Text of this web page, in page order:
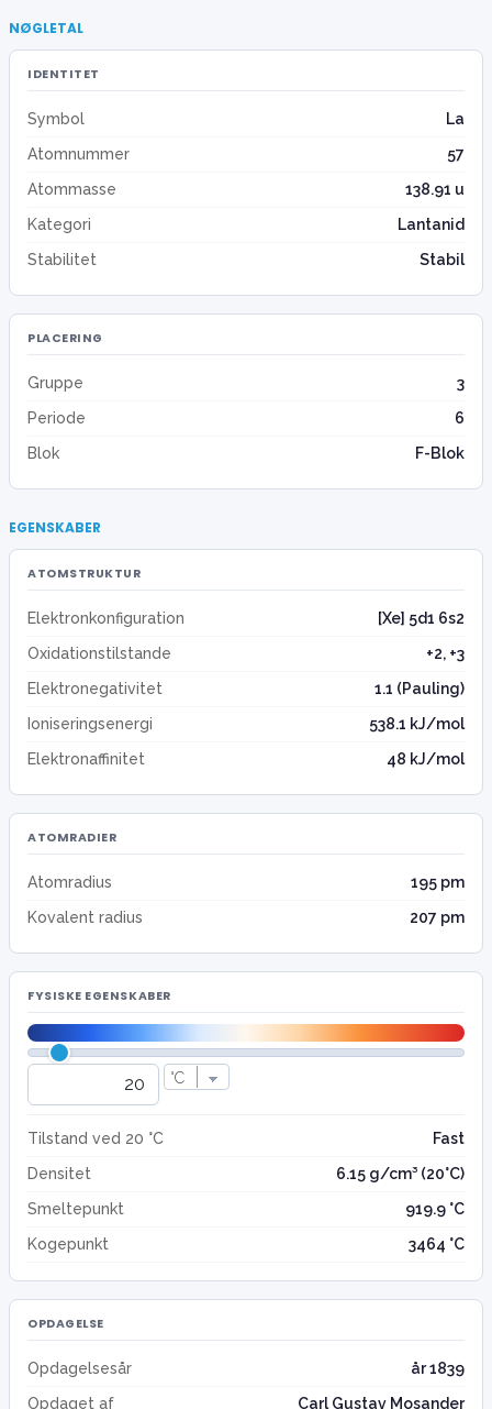
NØGLETAL
IDENTITET
Symbol
La
Atomnummer
57
Atommasse
138.91 u
Kategori
Lantanid
Stabilitet
Stabil
PLACERING
Gruppe
3
Periode
6
Blok
F-Blok
EGENSKABER
ATOMSTRUKTUR
Elektronkonfiguration
[Xe] 5d1 6s2
Oxidationstilstande
+2, +3
Elektronegativitet
1.1 (Pauling)
Ioniseringsenergi
538.1 kJ/mol
Elektronaffinitet
48 kJ/mol
ATOMRADIER
Atomradius
195 pm
Kovalent radius
207 pm
FYSISKE EGENSKABER
Tilstand ved 20 °C
Fast
Densitet
6.15 g/cm³ (20°C)
Smeltepunkt
919.9 °C
Kogepunkt
3464 °C
OPDAGELSE
Opdagelsesår
år 1839
Opdaget af
Carl Gustav Mosander